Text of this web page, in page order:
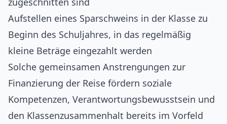
Aufstellen eines Sparschweins in der Klasse zu
Beginn des Schuljahres, in das regelmäßig
kleine Beträge eingezahlt werden
Solche gemeinsamen Anstrengungen zur
Finanzierung der Reise fördern soziale
Kompetenzen, Verantwortungsbewusstsein und
den Klassenzusammenhalt bereits im Vorfeld